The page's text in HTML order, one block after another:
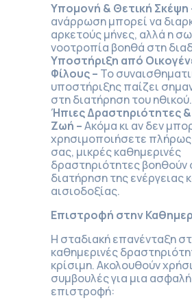
Υπομονή & Θετική Σκέψη
ανάρρωση μπορεί να
αρκετούς μήνες, αλλά η
νοοτροπία βοηθά στη
Υποστήριξη από
Φίλους – Το
υποστήριξης παίζει
στη διατήρηση του ηθικού.
Ήπιες Δραστηριότητες &
Ζωή –Ακόμα κι αν δεν
χρησιμοποιήσετε πλήρως
σας, μικρές καθημερινές
δραστηριότητες βοηθούν
διατήρηση της ενέργειας
αισιοδοξίας.
Επιστροφή στην
Η σταδιακή επανένταξη
καθημερινές
κρίσιμη. Ακολουθούν
συμβουλές για μια ασφαλή
επιστροφή: